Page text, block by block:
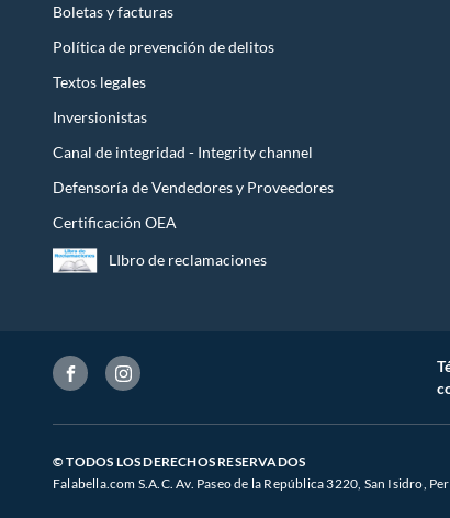
Cambio trasero
Dimensiones de la bicicleta plegada
Boletas y facturas
Política de prevención de delitos
Textos legales
Inversionistas
Canal de integridad - Integrity channel
Defensoría de Vendedores y Proveedores
Certificación OEA
LIbro de reclamaciones
© TODOS LOS DERECHOS RESERVADOS
Falabella.com S.A.C. Av. Paseo de la República 3220, San Isidro,